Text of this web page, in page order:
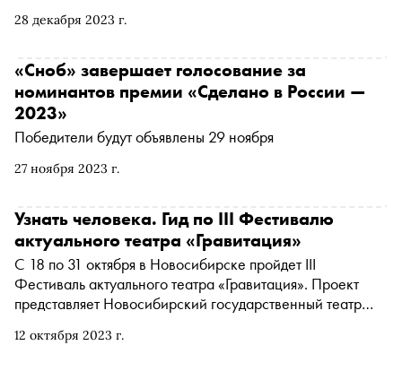
28 декабря 2023 г.
с режиссером о том, почему это произведение именно
города и времена
27 ноября 2023 г.
«Сноб» завершает голосование за
номинантов премии «Сделано в России —
2023»
Победители будут объявлены 29 ноября
12 октября 2023 г.
Узнать человека. Гид по III Фестивалю
актуального театра «Гравитация»
С 18 по 31 октября в Новосибирске пройдет III
Фестиваль актуального театра «Гравитация». Проект
представляет Новосибирский государственный театр
Маска». В афише представлены лучшие театральные